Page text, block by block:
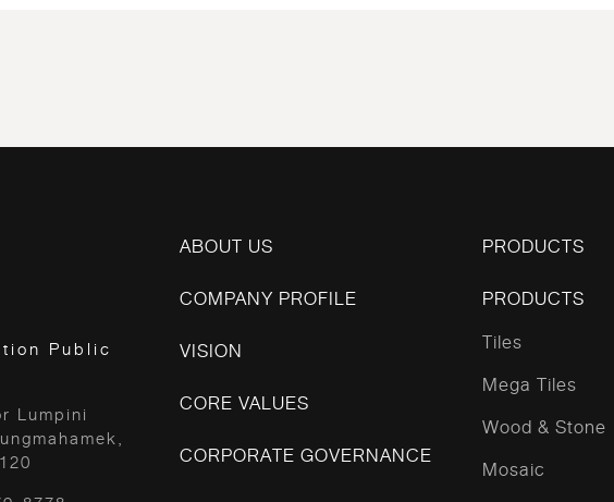
Public
Lumpini
ABOUT US
COMPANY PROFILE
VISION
CORE VALUES
CORPORATE GOVERNANCE
PRODUCTS
PRODUCTS
Tiles
Mega Tiles
Wood & Stone
Mosaic